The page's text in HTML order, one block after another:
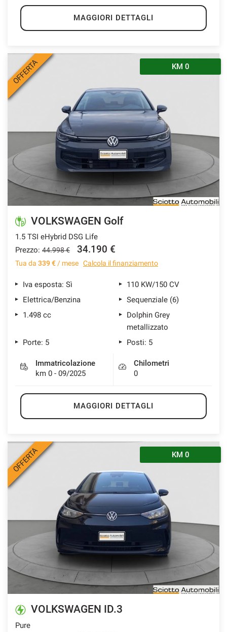
MAGGIORI DETTAGLI
OFFERTA KM 0
VOLKSWAGEN Golf
1.5 TSI eHybrid DSG Life
Prezzo: 44.998 € 34.190 €
Tua da 339 €/ mese Calcola il finanziamento
Iva esposta: Sì
110 KW/150 CV
Elettrica/Benzina
Sequenziale (6)
1.498 cc
Dolphin Grey
metallizzato
Porte: 5
Posti: 5
Immatricolazione
km 0 - 09/2025
Chilometri
0
MAGGIORI DETTAGLI
OFFERTA KM 0
VOLKSWAGEN ID.3
Pure